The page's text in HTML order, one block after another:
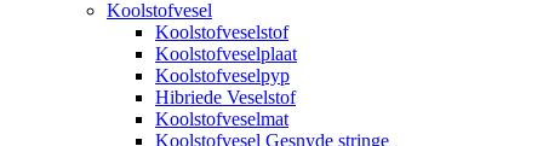
Koolstofvesel
Koolstofveselstof
Koolstofveselplaat
Koolstofveselpyp
Hibriede Veselstof
Koolstofveselmat
Koolstofvesel Gesnyde stringe